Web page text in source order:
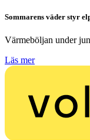
Sommarens väder styr
Värmeböljan under
Läs mer